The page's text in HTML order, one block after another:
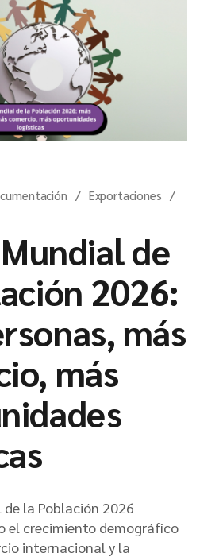
Exportaciones
de
2026:
más
más
de la Población 2026
el crecimiento demográfico
internacional y la